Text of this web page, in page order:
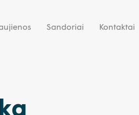
Sandoriai Kontaktai